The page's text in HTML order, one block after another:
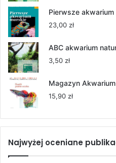
Pierwsze akwarium
23,00 zł
ABC akwarium
3,50 zł
Magazyn
15,90 zł
Najwyżej oceniane